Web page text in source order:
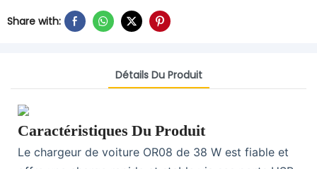
Share with:
Détails Du Produit
Caractéristiques Du Produit
Le chargeur de voiture OR08 de 38 W est fiable et